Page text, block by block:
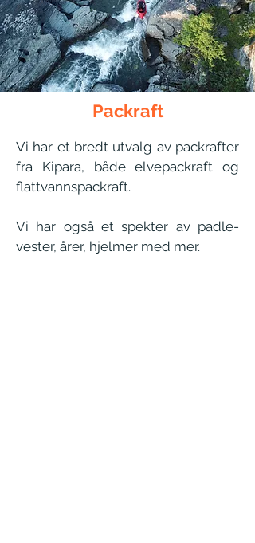
Packraft
Vi har et bredt utvalg av packrafter
fra Kipara, både elvepackraft og
flattvannspackraft.
Vi har også et spekter av padle-
vester, årer, hjelmer med mer.